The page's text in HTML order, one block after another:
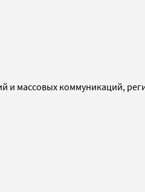
и массовых коммуникаций,